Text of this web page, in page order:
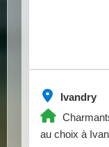
Ivandry
au choix à